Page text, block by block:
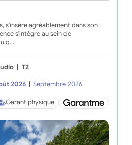
s'insère agréablement dans son
s'intègre au sein de
q…
| T2
2026 | Septembre 2026
Garant physique